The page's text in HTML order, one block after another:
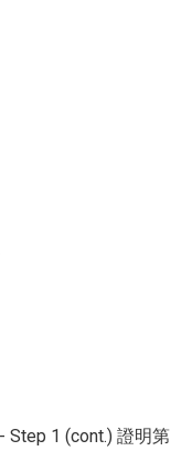
Step 1 (cont.) 證明第